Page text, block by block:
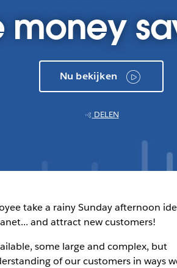
money
Nu bekijken
DELEN
take a rainy Sunday afternoon
and attract new customers!
some large and complex, but
of our customers in ways